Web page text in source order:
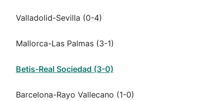
Valladolid-Sevilla (0-4)
Mallorca-Las Palmas (3-1)
Betis-Real Sociedad (3-0)
Barcelona-Rayo Vallecano (1-0)